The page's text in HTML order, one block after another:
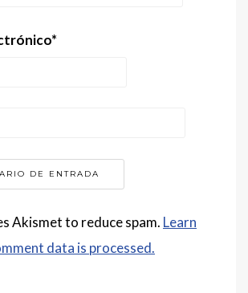
*
Akismet to reduce spam. Learn
data is processed.